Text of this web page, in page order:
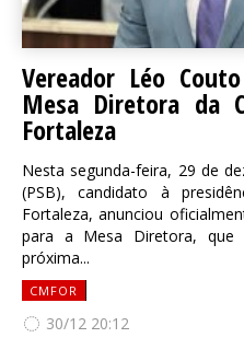
Vereador Léo
Mesa Diretora da
Fortaleza
Nesta segunda-feira, 29 de
(PSB), candidato à
Fortaleza, anunciou
para a Mesa Diretora, que
próxima...
CMFOR
30/12 20:12